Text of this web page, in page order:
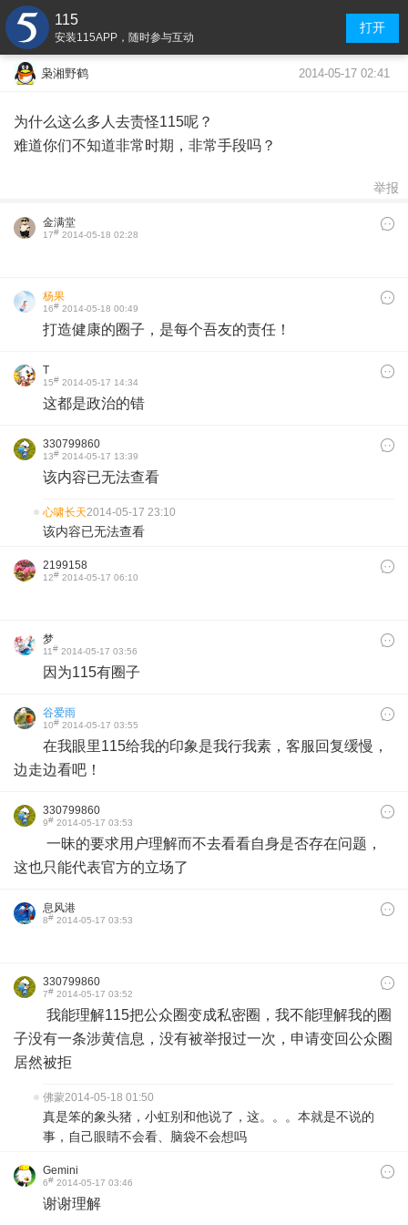
115
安装115APP，随时参与互动
打开
枭湘野鹤 2014-05-17 02:41
为什么这么多人去责怪115呢？
难道你们不知道非常时期，非常手段吗？
举报
金满堂
17# 2014-05-18 02:28
杨果
16# 2014-05-18 00:49
打造健康的圈子，是每个吾友的责任！
T
15# 2014-05-17 14:34
这都是政治的错
330799860
13# 2014-05-17 13:39
该内容已无法查看
心啸长天2014-05-17 23:10
该内容已无法查看
2199158
12# 2014-05-17 06:10
梦
11# 2014-05-17 03:56
因为115有圈子
谷爱雨
10# 2014-05-17 03:55
在我眼里115给我的印象是我行我素，客服回复缓慢，
边走边看吧！
330799860
9# 2014-05-17 03:53
一昧的要求用户理解而不去看看自身是否存在问题，
这也只能代表官方的立场了
息风港
8# 2014-05-17 03:53
330799860
7# 2014-05-17 03:52
我能理解115把公众圈变成私密圈，我不能理解我的圈
子没有一条涉黄信息，没有被举报过一次，申请变回公众圈
居然被拒
佛蒙2014-05-18 01:50
真是笨的象头猪，小虹别和他说了，这。。。本就是不说的
事，自己眼睛不会看、脑袋不会想吗
Gemini
6# 2014-05-17 03:46
谢谢理解